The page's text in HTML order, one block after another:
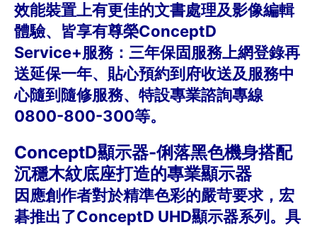
效能裝置上有更佳的文書處理及影像編輯
體驗、皆享有尊榮ConceptD
Service+服務：三年保固服務上網登錄再
送延保一年、貼心預約到府收送及服務中
心隨到隨修服務、特設專業諮詢專線
0800-800-300等。
ConceptD顯示器-俐落黑色機身搭配
沉穩木紋底座打造的專業顯示器
因應創作者對於精準色彩的嚴苛要求，宏
碁推出了ConceptD UHD顯示器系列。具